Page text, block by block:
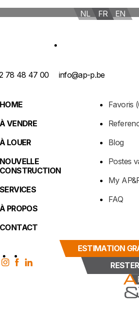
NL FR EN
78 48 47 00 info@ap-p.be
HOME
À VENDRE
À LOUER
NOUVELLE
CONSTRUCTION
SERVICES
À PROPOS
CONTACT
Favoris
Blog
Postes
My
FAQ
ESTIMATION